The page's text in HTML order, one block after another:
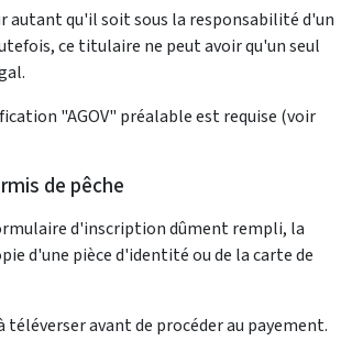
autant qu'il soit sous la responsabilité d'un
ce titulaire ne peut avoir qu'un seul
"AGOV" préalable est requise (voir
de pêche
d'inscription dûment rempli, la
d'une pièce d'identité ou de la carte de
avant de procéder au payement.